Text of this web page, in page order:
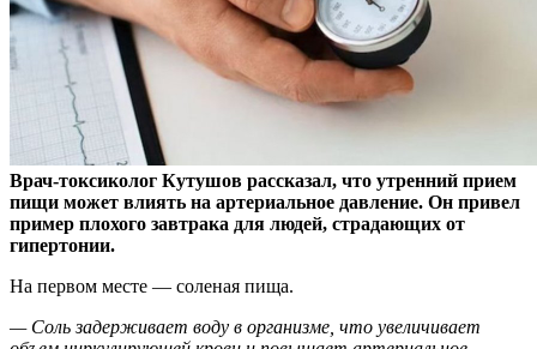
Врач-токсиколог Кутушов рассказал, что утренний прием
пищи может влиять на артериальное давление. Он привел
пример плохого завтрака для людей, страдающих от
гипертонии.
На первом месте — соленая пища.
— Соль задерживает воду в организме, что увеличивает